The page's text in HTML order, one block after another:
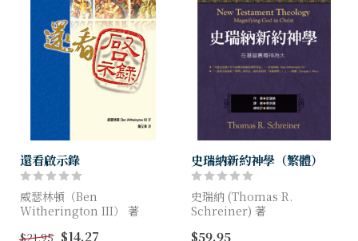
還看啟示錄
威瑟林頓（Ben
Witherington III） 著
$21.95 $14.27
史瑞納新約神學（繁體）
史瑞納 (Thomas R.
Schreiner) 著
$59.95